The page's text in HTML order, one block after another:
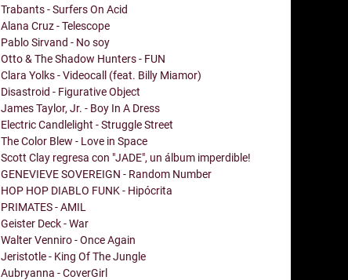
Trabants - Surfers On Acid
Alana Cruz - Telescope
Pablo Sirvand - No soy
Otto & The Shadow Hunters - FUN
Clara Yolks - Videocall (feat. Billy Miamor)
Disastroid - Figurative Object
James Taylor, Jr. - Boy In A Dress
Electric Candlelight - Struggle Street
The Color Blew - Love in Space
Scott Clay regresa con "JADE", un álbum imperdible!
GENEVIEVE SOVEREIGN - Random Number
HOP HOP DIABLO FUNK - Hipócrita
PRIMATES - AMIL
Geister Deck - War
Walter Venniro - Once Again
Jeristotle - King Of The Jungle
Aubryanna - CoverGirl